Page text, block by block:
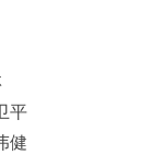
平
健